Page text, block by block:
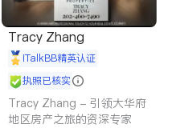
Tracy Zhang
iTalkBB精英认证
执照已核实
Tracy Zhang - 引领大华府
地区房产之旅的资深专家